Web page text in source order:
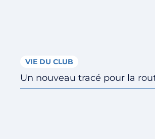
VIE DU CLUB
Un nouveau tracé pour la